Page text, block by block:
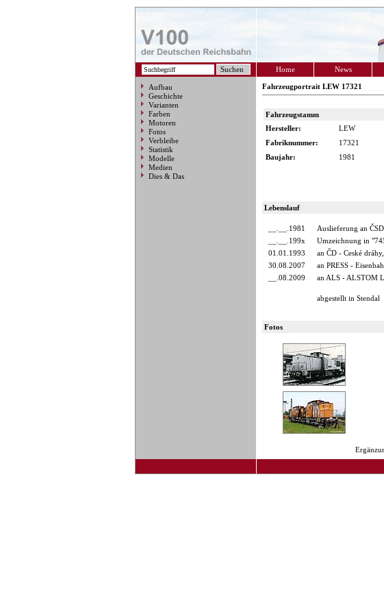
Home News
Aufbau
Geschichte
Varianten
Farben
Motoren
Fotos
Verbleibe
Statistik
Modelle
Medien
Dies & Das
Fahrzeugportrait LEW 17321
Fahrzeugstamm
Hersteller:
LEW
Fabriknummer:
17321
Baujahr:
1981
Lebenslauf
__.__.1981
Auslieferung an
__.__.199x
Umzeichnung in
01.01.1993
an ČD - Ceské
30.08.2007
an PRESS -
__.08.2009
an ALS - ALSTOM
abgestellt in Stendal
Fotos